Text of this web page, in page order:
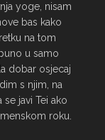
yoge, nisam
bas kako
na tom
u samo
dobar osjecaj
s njim, na
javi Tei ako
roku.